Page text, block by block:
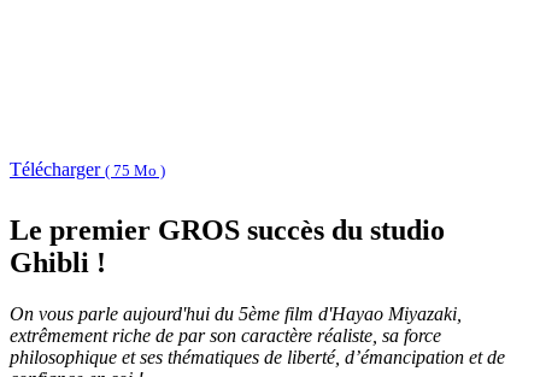
Télécharger ( 75 Mo )
Le premier GROS succès du studio
Ghibli !
On vous parle aujourd'hui du 5ème film d'Hayao Miyazaki,
extrêmement riche de par son caractère réaliste, sa force
philosophique et ses thématiques de liberté, d’émancipation et de